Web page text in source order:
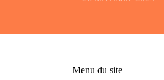
Menu du site